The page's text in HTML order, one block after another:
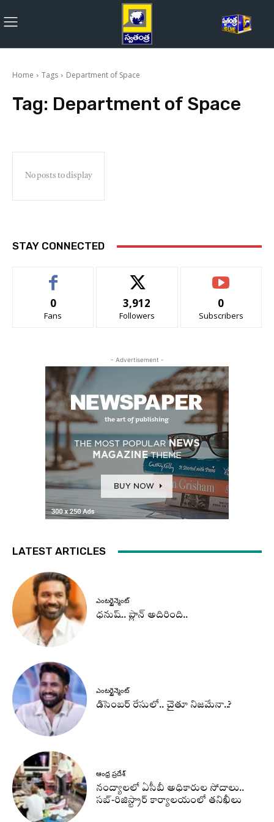
Home Tags Department of Space
Tag: Department of Space
No posts to display
STAY CONNECTED
0
Fans
3,912
Followers
0
Subscribers
- Advertisement -
LATEST ARTICLES
ఎంటర్టైన్మెంట్
ధనుష్‌.. ప్లాన్ అదిరింది..
ఎంటర్టైన్మెంట్
డిసెంబర్ రేసులో.. చైతూ నిజమేనా..?
ఆంధ్ర ప్రదేశ్
నంద్యాలలో ఏసీబీ అధికారుల సోదాలు..
సబ్-రిజిస్ట్రార్ కార్యాలయంలో తనిఖీలు